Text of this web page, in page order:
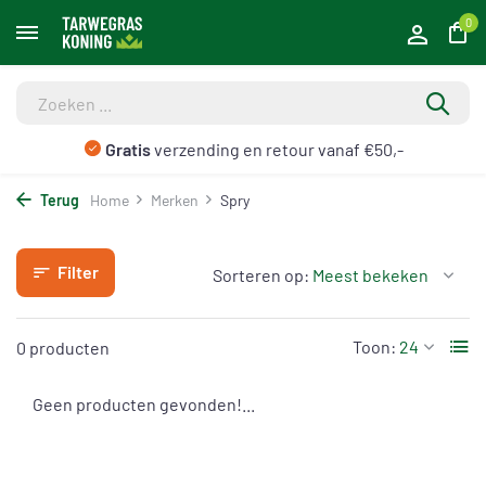
0
Gratisverzending en retour vanaf €50,-
Terug Home Merken Spry
Filter
0 producten Toon:
Sorteren op:
Geen producten gevonden!...